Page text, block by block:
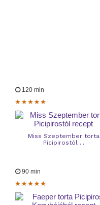
120 min
Miss Szeptember torta
Picipirostól ...
90 min